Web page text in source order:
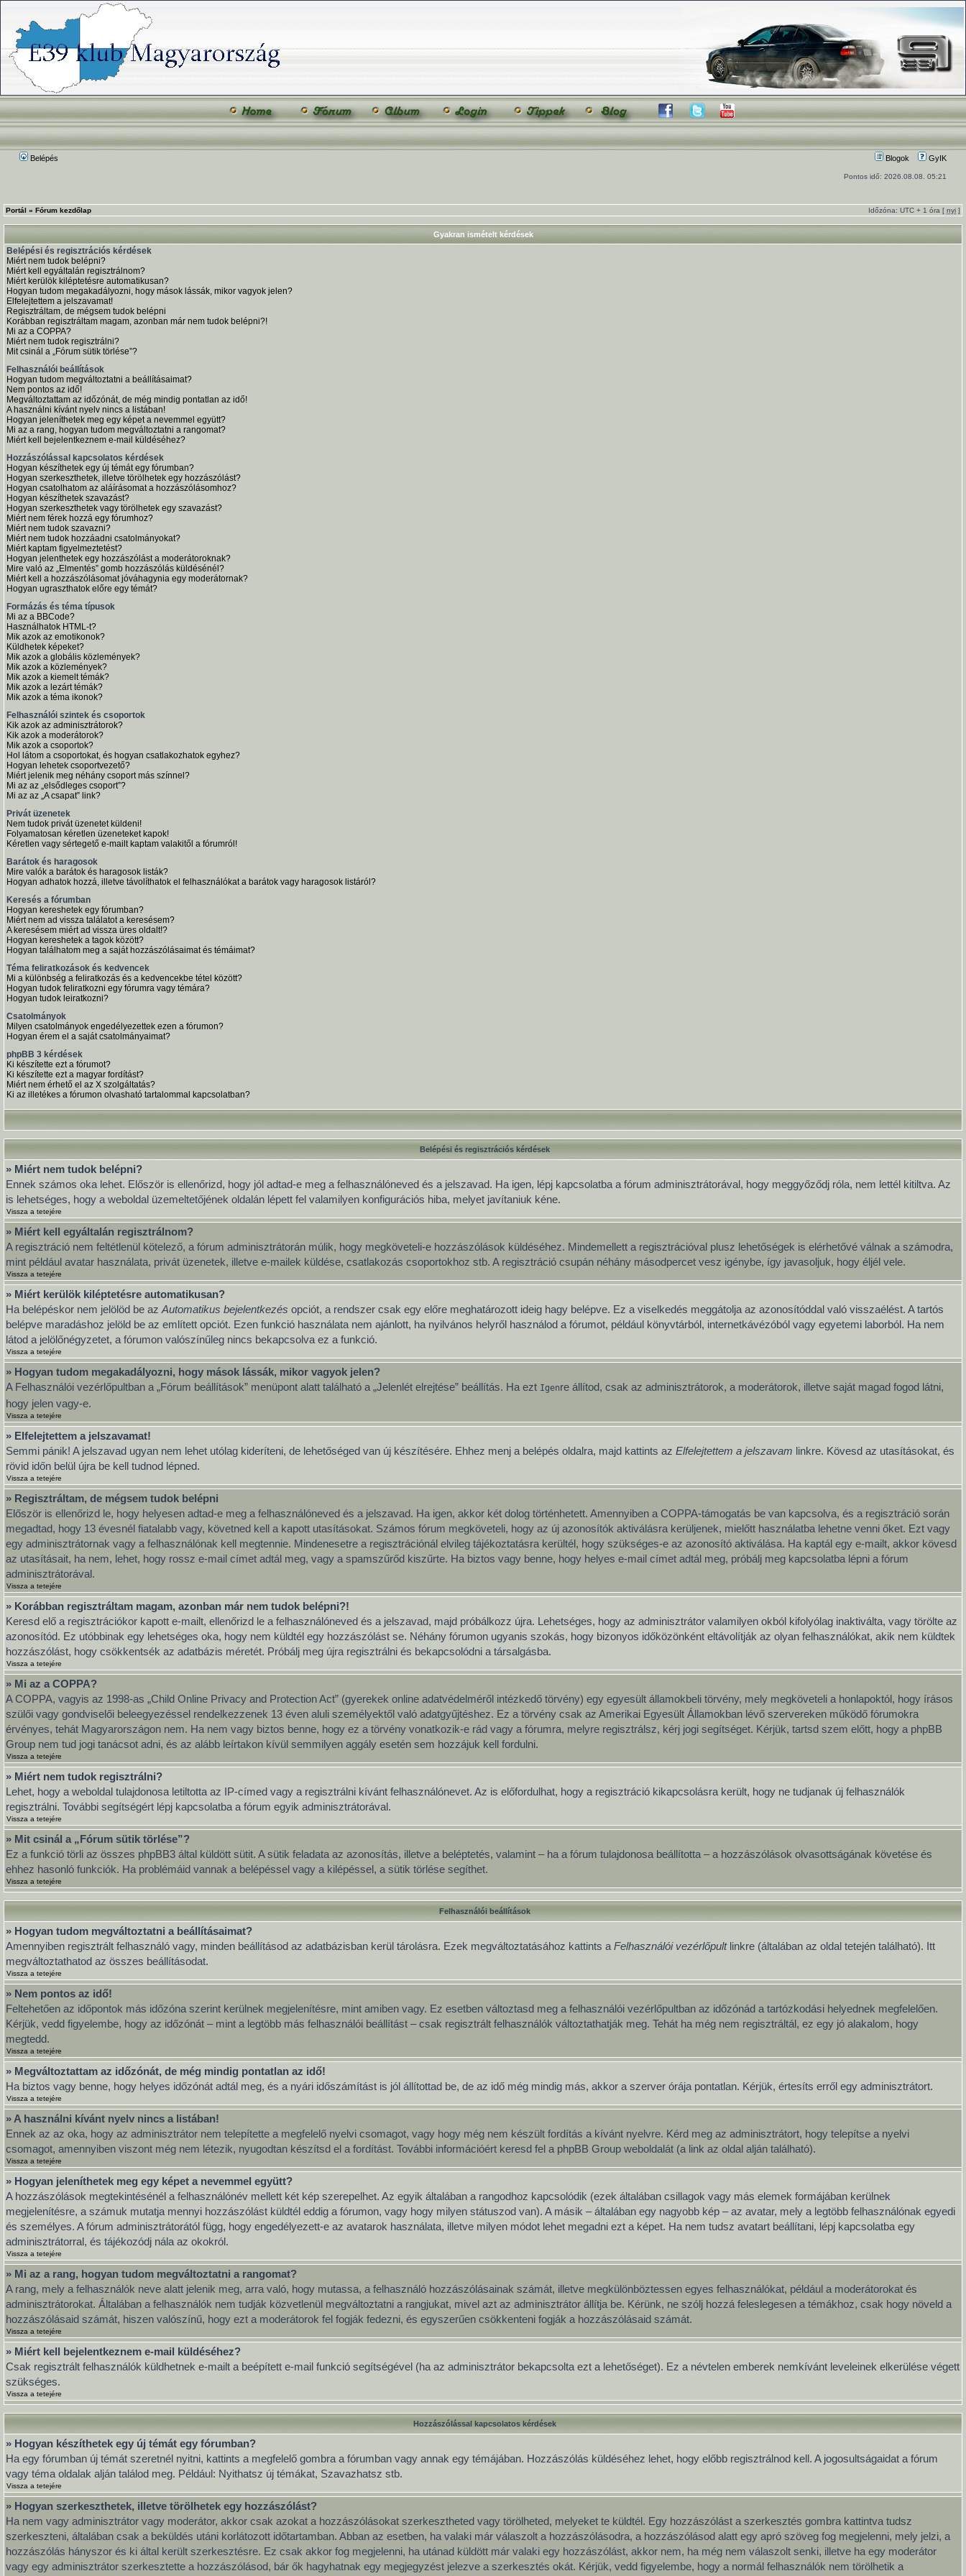
Belépés Blogok GyIK
Pontos idő: 2026.08.08. 05:21
Portál » Fórum kezdőlap Időzóna: UTC + 1 óra [ nyi ]
Gyakran ismételt kérdések
Belépési és regisztrációs kérdések
Miért nem tudok belépni?
Miért kell egyáltalán regisztrálnom?
Miért kerülök kiléptetésre automatikusan?
Hogyan tudom megakadályozni, hogy mások lássák, mikor vagyok jelen?
Elfelejtettem a jelszavamat!
Regisztráltam, de mégsem tudok belépni
Korábban regisztráltam magam, azonban már nem tudok belépni?!
Mi az a COPPA?
Miért nem tudok regisztrálni?
Mit csinál a „Fórum sütik törlése”?
Felhasználói beállítások
Hogyan tudom megváltoztatni a beállításaimat?
Nem pontos az idő!
Megváltoztattam az időzónát, de még mindig pontatlan az idő!
A használni kívánt nyelv nincs a listában!
Hogyan jeleníthetek meg egy képet a nevemmel együtt?
Mi az a rang, hogyan tudom megváltoztatni a rangomat?
Miért kell bejelentkeznem e-mail küldéséhez?
Hozzászólással kapcsolatos kérdések
Hogyan készíthetek egy új témát egy fórumban?
Hogyan szerkeszthetek, illetve törölhetek egy hozzászólást?
Hogyan csatolhatom az aláírásomat a hozzászólásomhoz?
Hogyan készíthetek szavazást?
Hogyan szerkeszthetek vagy törölhetek egy szavazást?
Miért nem férek hozzá egy fórumhoz?
Miért nem tudok szavazni?
Miért nem tudok hozzáadni csatolmányokat?
Miért kaptam figyelmeztetést?
Hogyan jelenthetek egy hozzászólást a moderátoroknak?
Mire való az „Elmentés” gomb hozzászólás küldésénél?
Miért kell a hozzászólásomat jóváhagynia egy moderátornak?
Hogyan ugraszthatok előre egy témát?
Formázás és téma típusok
Mi az a BBCode?
Használhatok HTML-t?
Mik azok az emotikonok?
Küldhetek képeket?
Mik azok a globális közlemények?
Mik azok a közlemények?
Mik azok a kiemelt témák?
Mik azok a lezárt témák?
Mik azok a téma ikonok?
Felhasználói szintek és csoportok
Kik azok az adminisztrátorok?
Kik azok a moderátorok?
Mik azok a csoportok?
Hol látom a csoportokat, és hogyan csatlakozhatok egyhez?
Hogyan lehetek csoportvezető?
Miért jelenik meg néhány csoport más színnel?
Mi az az „elsődleges csoport”?
Mi az az „A csapat” link?
Privát üzenetek
Nem tudok privát üzenetet küldeni!
Folyamatosan kéretlen üzeneteket kapok!
Kéretlen vagy sértegető e-mailt kaptam valakitől a fórumról!
Barátok és haragosok
Mire valók a barátok és haragosok listák?
Hogyan adhatok hozzá, illetve távolíthatok el felhasználókat a barátok vagy haragosok listáról?
Keresés a fórumban
Hogyan kereshetek egy fórumban?
Miért nem ad vissza találatot a keresésem?
A keresésem miért ad vissza üres oldalt!?
Hogyan kereshetek a tagok között?
Hogyan találhatom meg a saját hozzászólásaimat és témáimat?
Téma feliratkozások és kedvencek
Mi a különbség a feliratkozás és a kedvencekbe tétel között?
Hogyan tudok feliratkozni egy fórumra vagy témára?
Hogyan tudok leiratkozni?
Csatolmányok
Milyen csatolmányok engedélyezettek ezen a fórumon?
Hogyan érem el a saját csatolmányaimat?
phpBB 3 kérdések
Ki készítette ezt a fórumot?
Ki készítette ezt a magyar fordítást?
Miért nem érhető el az X szolgáltatás?
Ki az illetékes a fórumon olvasható tartalommal kapcsolatban?
Belépési és regisztrációs kérdések
» Miért nem tudok belépni?
Ennek számos oka lehet. Először is ellenőrizd, hogy jól adtad-e meg a felhasználóneved és a jelszavad. Ha igen, lépj kapcsolatba a fórum adminisztrátorával, hogy meggyőződj róla, nem lettél kitiltva. Az
is lehetséges, hogy a weboldal üzemeltetőjének oldalán lépett fel valamilyen konfigurációs hiba, melyet javítaniuk kéne.
Vissza a tetejére
» Miért kell egyáltalán regisztrálnom?
A regisztráció nem feltétlenül kötelező, a fórum adminisztrátorán múlik, hogy megköveteli-e hozzászólások küldéséhez. Mindemellett a regisztrációval plusz lehetőségek is elérhetővé válnak a számodra,
mint például avatar használata, privát üzenetek, illetve e-mailek küldése, csatlakozás csoportokhoz stb. A regisztráció csupán néhány másodpercet vesz igénybe, így javasoljuk, hogy éljél vele.
Vissza a tetejére
» Miért kerülök kiléptetésre automatikusan?
Ha belépéskor nem jelölöd be az Automatikus bejelentkezés opciót, a rendszer csak egy előre meghatározott ideig hagy belépve. Ez a viselkedés meggátolja az azonosítóddal való visszaélést. A tartós
belépve maradáshoz jelöld be az említett opciót. Ezen funkció használata nem ajánlott, ha nyilvános helyről használod a fórumot, például könyvtárból, internetkávézóból vagy egyetemi laborból. Ha nem
látod a jelölőnégyzetet, a fórumon valószínűleg nincs bekapcsolva ez a funkció.
Vissza a tetejére
» Hogyan tudom megakadályozni, hogy mások lássák, mikor vagyok jelen?
A Felhasználói vezérlőpultban a „Fórum beállítások” menüpont alatt található a „Jelenlét elrejtése” beállítás. Ha ezt Igenre állítod, csak az adminisztrátorok, a moderátorok, illetve saját magad fogod látni,
hogy jelen vagy-e.
Vissza a tetejére
» Elfelejtettem a jelszavamat!
Semmi pánik! A jelszavad ugyan nem lehet utólag kideríteni, de lehetőséged van új készítésére. Ehhez menj a belépés oldalra, majd kattints az Elfelejtettem a jelszavam linkre. Kövesd az utasításokat, és
rövid időn belül újra be kell tudnod lépned.
Vissza a tetejére
» Regisztráltam, de mégsem tudok belépni
Először is ellenőrizd le, hogy helyesen adtad-e meg a felhasználóneved és a jelszavad. Ha igen, akkor két dolog történhetett. Amennyiben a COPPA-támogatás be van kapcsolva, és a regisztráció során
megadtad, hogy 13 évesnél fiatalabb vagy, követned kell a kapott utasításokat. Számos fórum megköveteli, hogy az új azonosítók aktiválásra kerüljenek, mielőtt használatba lehetne venni őket. Ezt vagy
egy adminisztrátornak vagy a felhasználónak kell megtennie. Mindenesetre a regisztrációnál elvileg tájékoztatásra kerültél, hogy szükséges-e az azonosító aktiválása. Ha kaptál egy e-mailt, akkor kövesd
az utasításait, ha nem, lehet, hogy rossz e-mail címet adtál meg, vagy a spamszűrőd kiszűrte. Ha biztos vagy benne, hogy helyes e-mail címet adtál meg, próbálj meg kapcsolatba lépni a fórum
adminisztrátorával.
Vissza a tetejére
» Korábban regisztráltam magam, azonban már nem tudok belépni?!
Keresd elő a regisztrációkor kapott e-mailt, ellenőrizd le a felhasználóneved és a jelszavad, majd próbálkozz újra. Lehetséges, hogy az adminisztrátor valamilyen okból kifolyólag inaktiválta, vagy törölte az
azonosítód. Ez utóbbinak egy lehetséges oka, hogy nem küldtél egy hozzászólást se. Néhány fórumon ugyanis szokás, hogy bizonyos időközönként eltávolítják az olyan felhasználókat, akik nem küldtek
hozzászólást, hogy csökkentsék az adatbázis méretét. Próbálj meg újra regisztrálni és bekapcsolódni a társalgásba.
Vissza a tetejére
» Mi az a COPPA?
A COPPA, vagyis az 1998-as „Child Online Privacy and Protection Act” (gyerekek online adatvédelméről intézkedő törvény) egy egyesült államokbeli törvény, mely megköveteli a honlapoktól, hogy írásos
szülői vagy gondviselői beleegyezéssel rendelkezzenek 13 éven aluli személyektől való adatgyűjtéshez. Ez a törvény csak az Amerikai Egyesült Államokban lévő szervereken működő fórumokra
érvényes, tehát Magyarországon nem. Ha nem vagy biztos benne, hogy ez a törvény vonatkozik-e rád vagy a fórumra, melyre regisztrálsz, kérj jogi segítséget. Kérjük, tartsd szem előtt, hogy a phpBB
Group nem tud jogi tanácsot adni, és az alább leírtakon kívül semmilyen aggály esetén sem hozzájuk kell fordulni.
Vissza a tetejére
» Miért nem tudok regisztrálni?
Lehet, hogy a weboldal tulajdonosa letiltotta az IP-címed vagy a regisztrálni kívánt felhasználónevet. Az is előfordulhat, hogy a regisztráció kikapcsolásra került, hogy ne tudjanak új felhasználók
regisztrálni. További segítségért lépj kapcsolatba a fórum egyik adminisztrátorával.
Vissza a tetejére
» Mit csinál a „Fórum sütik törlése”?
Ez a funkció törli az összes phpBB3 által küldött sütit. A sütik feladata az azonosítás, illetve a beléptetés, valamint – ha a fórum tulajdonosa beállította – a hozzászólások olvasottságának követése és
ehhez hasonló funkciók. Ha problémáid vannak a belépéssel vagy a kilépéssel, a sütik törlése segíthet.
Vissza a tetejére
Felhasználói beállítások
» Hogyan tudom megváltoztatni a beállításaimat?
Amennyiben regisztrált felhasználó vagy, minden beállításod az adatbázisban kerül tárolásra. Ezek megváltoztatásához kattints a Felhasználói vezérlőpultlinkre (általában az oldal tetején található). Itt
megváltoztathatod az összes beállításodat.
Vissza a tetejére
» Nem pontos az idő!
Feltehetően az időpontok más időzóna szerint kerülnek megjelenítésre, mint amiben vagy. Ez esetben változtasd meg a felhasználói vezérlőpultban az időzónád a tartózkodási helyednek megfelelően.
Kérjük, vedd figyelembe, hogy az időzónát – mint a legtöbb más felhasználói beállítást – csak regisztrált felhasználók változtathatják meg. Tehát ha még nem regisztráltál, ez egy jó alakalom, hogy
megtedd.
Vissza a tetejére
» Megváltoztattam az időzónát, de még mindig pontatlan az idő!
Ha biztos vagy benne, hogy helyes időzónát adtál meg, és a nyári időszámítást is jól állítottad be, de az idő még mindig más, akkor a szerver órája pontatlan. Kérjük, értesíts erről egy adminisztrátort.
Vissza a tetejére
» A használni kívánt nyelv nincs a listában!
Ennek az az oka, hogy az adminisztrátor nem telepítette a megfelelő nyelvi csomagot, vagy hogy még nem készült fordítás a kívánt nyelvre. Kérd meg az adminisztrátort, hogy telepítse a nyelvi
csomagot, amennyiben viszont még nem létezik, nyugodtan készítsd el a fordítást. További információért keresd fel a phpBB Group weboldalát (a link az oldal alján található).
Vissza a tetejére
» Hogyan jeleníthetek meg egy képet a nevemmel együtt?
A hozzászólások megtekintésénél a felhasználónév mellett két kép szerepelhet. Az egyik általában a rangodhoz kapcsolódik (ezek általában csillagok vagy más elemek formájában kerülnek
megjelenítésre, a számuk mutatja mennyi hozzászólást küldtél eddig a fórumon, vagy hogy milyen státuszod van). A másik – általában egy nagyobb kép – az avatar, mely a legtöbb felhasználónak egyedi
és személyes. A fórum adminisztrátorától függ, hogy engedélyezett-e az avatarok használata, illetve milyen módot lehet megadni ezt a képet. Ha nem tudsz avatart beállítani, lépj kapcsolatba egy
adminisztrátorral, és tájékozódj nála az okokról.
Vissza a tetejére
» Mi az a rang, hogyan tudom megváltoztatni a rangomat?
A rang, mely a felhasználók neve alatt jelenik meg, arra való, hogy mutassa, a felhasználó hozzászólásainak számát, illetve megkülönböztessen egyes felhasználókat, például a moderátorokat és
adminisztrátorokat. Általában a felhasználók nem tudják közvetlenül megváltoztatni a rangjukat, mivel azt az adminisztrátor állítja be. Kérünk, ne szólj hozzá feleslegesen a témákhoz, csak hogy növeld a
hozzászólásaid számát, hiszen valószínű, hogy ezt a moderátorok fel fogják fedezni, és egyszerűen csökkenteni fogják a hozzászólásaid számát.
Vissza a tetejére
» Miért kell bejelentkeznem e-mail küldéséhez?
Csak regisztrált felhasználók küldhetnek e-mailt a beépített e-mail funkció segítségével (ha az adminisztrátor bekapcsolta ezt a lehetőséget). Ez a névtelen emberek nemkívánt leveleinek elkerülése végett
szükséges.
Vissza a tetejére
Hozzászólással kapcsolatos kérdések
» Hogyan készíthetek egy új témát egy fórumban?
Ha egy fórumban új témát szeretnél nyitni, kattints a megfelelő gombra a fórumban vagy annak egy témájában. Hozzászólás küldéséhez lehet, hogy előbb regisztrálnod kell. A jogosultságaidat a fórum
vagy téma oldalak alján találod meg. Például: Nyithatsz új témákat, Szavazhatsz stb.
Vissza a tetejére
» Hogyan szerkeszthetek, illetve törölhetek egy hozzászólást?
Ha nem vagy adminisztrátor vagy moderátor, akkor csak azokat a hozzászólásokat szerkesztheted vagy törölheted, melyeket te küldtél. Egy hozzászólást a szerkesztés gombra kattintva tudsz
szerkeszteni, általában csak a beküldés utáni korlátozott időtartamban. Abban az esetben, ha valaki már válaszolt a hozzászólásodra, a hozzászólásod alatt egy apró szöveg fog megjelenni, mely jelzi, a
hozzászólás hányszor és ki által került szerkesztésre. Ez csak akkor fog megjelenni, ha utánad küldött már valaki egy hozzászólást, akkor nem, ha még nem válaszolt senki, illetve ha egy moderátor
vagy egy adminisztrátor szerkesztette a hozzászólásod, bár ők hagyhatnak egy megjegyzést jelezve a szerkesztés okát. Kérjük, vedd figyelembe, hogy a normál felhasználók nem törölhetik a